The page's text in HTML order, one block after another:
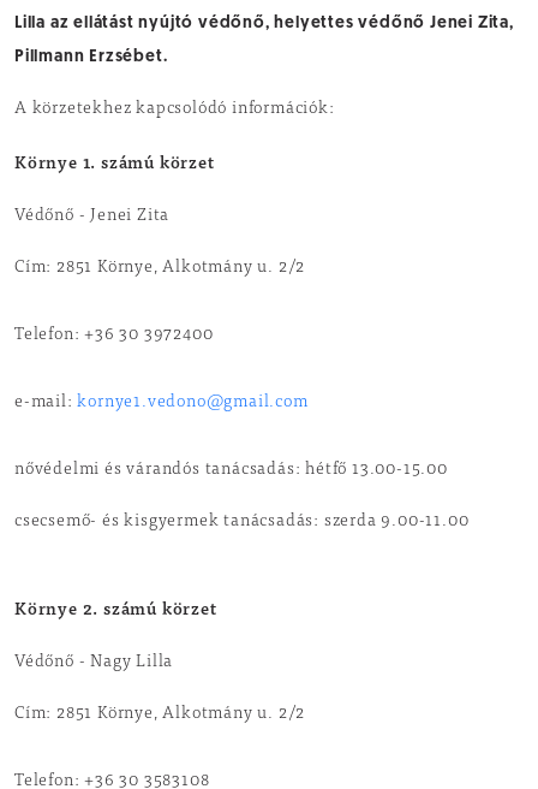
Lilla az ellátást nyújtó védőnő, helyettes védőnő Jenei Zita,
Pillmann Erzsébet.
A körzetekhez kapcsolódó információk:
Környe 1. számú körzet
Védőnő - Jenei Zita
Cím: 2851 Környe, Alkotmány u. 2/2
Telefon: +36 30 3972400
e-mail:kornye1.vedono@gmail.com
nővédelmi és várandós tanácsadás: hétfő 13.00-15.00
csecsemő- és kisgyermek tanácsadás: szerda 9.00-11.00
Környe 2. számú körzet
Védőnő - Nagy Lilla
Cím: 2851 Környe, Alkotmány u. 2/2
Telefon: +36 30 3583108